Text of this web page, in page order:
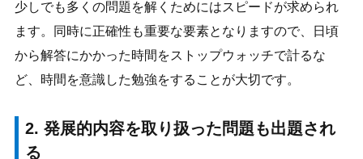
少しでも多くの問題を解くためにはスピードが求められ
ます。同時に正確性も重要な要素となりますので、日頃
から解答にかかった時間をストップウォッチで計るな
ど、時間を意識した勉強をすることが大切です。
2. 発展的内容を取り扱った問題も出題され
る